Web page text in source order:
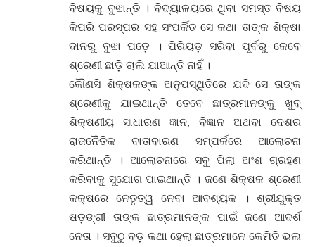
ବିଷୟକୁ ବୁଝାନ୍ତି । ବିଦ୍ୟାଳୟରେ ଥିବା ସମସ୍ତ ବିଷୟ
କିପରି ପରସ୍ପର ସହ ସଂପର୍କିତ ସେ କଥା ତାଙ୍କ ଶିକ୍ଷା
ଦାନରୁ ବୁଝା ପଡ଼େ । ପିରିୟଡ଼ ସରିବା ପୂର୍ବରୁ କେବେ
ଶ୍ରେଣୀ ଛାଡ଼ି ଚାଲି ଯାଆନ୍ତି ନାହିଁ ।
କୌଣସି ଶିକ୍ଷକଙ୍କ ଅନୁପସ୍ଥିତିରେ ଯଦି ସେ ତାଙ୍କ
ଶ୍ରେଣୀକୁ ଯାଇଥାନ୍ତି ତେବେ ଛାତ୍ରମାନଙ୍କୁ ଖୁବ୍
ଶିକ୍ଷଣୀୟ ସାଧାରଣ ଜ୍ଞାନ, ବିଜ୍ଞାନ ଅଥବା ଦେଶର
ରାଜନୈତିକ ବାତାବାରଣ ସମ୍ପର୍କରେ ଆଲୋଚନା
କରିଥାନ୍ତି । ଆଲୋଚନାରେ ସବୁ ପିଲା ଅଂଶ ଗ୍ରହଣ
କରିବାକୁ ସୁଯୋଗ ପାଇଥାନ୍ତି । ଜଣେ ଶିକ୍ଷକ ଶ୍ରେଣୀ
କକ୍ଷରେ ନେତୃତ୍ୱ ନେବା ଆବଶ୍ୟକ । ଶ୍ରୀଯୁକ୍ତ
ଷଡ଼ଙ୍ଗୀ ତାଙ୍କ ଛାତ୍ରମାନଙ୍କ ପାଇଁ ଜଣେ ଆଦର୍ଶ
ନେତା । ସବୁଠୁ ବଡ଼ କଥା ହେଲା ଛାତ୍ରମାନେ କେମିତି ଭଲ